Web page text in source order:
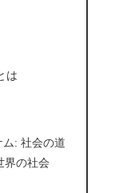
は
: 社会の道
界の社会